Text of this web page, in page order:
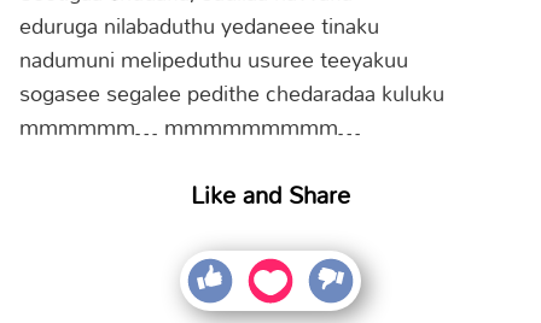
eduruga nilabaduthu yedaneee tinaku
nadumuni melipeduthu usuree teeyakuu
sogasee segalee pedithe chedaradaa kuluku
mmmmmm… mmmmmmmmm…
Like and Share